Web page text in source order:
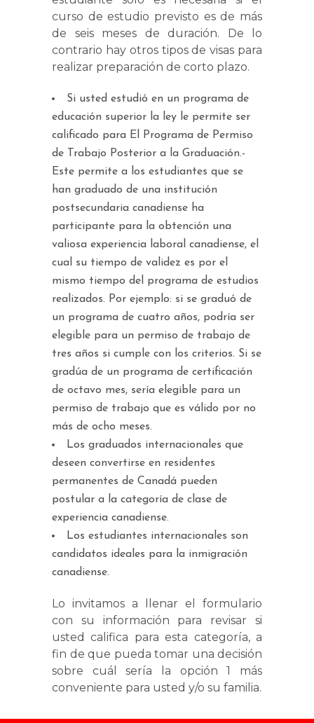
curso de estudio previsto es de más
de seis meses de duración. De lo
contrario hay otros tipos de visas para
realizar preparación de corto plazo.
Si usted estudió en un programa de
educación superior la ley le permite ser
calificado para El Programa de Permiso
de Trabajo Posterior a la Graduación.-
Este permite a los estudiantes que se
han graduado de una institución
postsecundaria canadiense ha
participante para la obtención una
valiosa experiencia laboral canadiense, el
cual su tiempo de validez es por el
mismo tiempo del programa de estudios
realizados. Por ejemplo: si se graduó de
un programa de cuatro años, podría ser
elegible para un permiso de trabajo de
tres años si cumple con los criterios. Si se
gradúa de un programa de certificación
de octavo mes, sería elegible para un
permiso de trabajo que es válido por no
más de ocho meses.
Los graduados internacionales que
deseen convertirse en residentes
permanentes de Canadá pueden
postular a la categoría de clase de
experiencia canadiense.
Los estudiantes internacionales son
candidatos ideales para la inmigración
canadiense.
Lo invitamos a llenar el formulario
con su información para revisar si
usted califica para esta categoría, a
fin de que pueda tomar una decisión
sobre cuál sería la opción 1 más
conveniente para usted y/o su familia.